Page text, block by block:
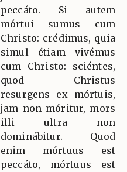
peccáto. Si autem
mórtui sumus cum
Christo: crédimus, quia
simul étiam vivémus
cum Christo: sciéntes,
quod Christus
resurgens ex mórtuis,
jam non móritur, mors
illi ultra non
dominábitur. Quod
enim mórtuus est
peccáto, mórtuus est